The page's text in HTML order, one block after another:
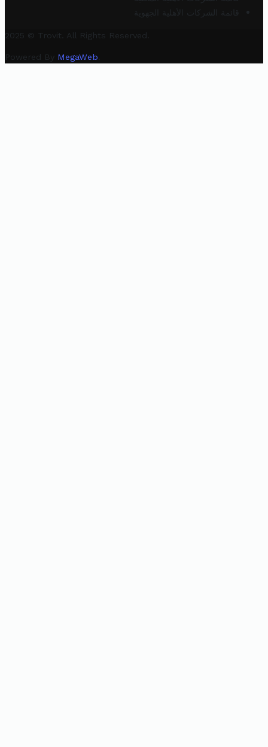
قائمة الشركات الأهلية الجهوية
2025 © Trovit. All Rights Reserved.
Powered By MegaWeb